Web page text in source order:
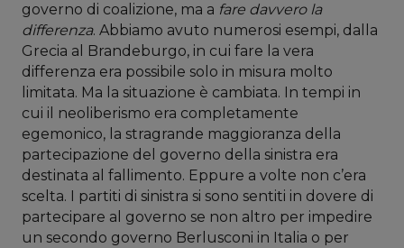
governo di coalizione, ma a fare davvero la
differenza. Abbiamo avuto numerosi esempi, dalla
Grecia al Brandeburgo, in cui fare la vera
differenza era possibile solo in misura molto
limitata. Ma la situazione è cambiata. In tempi in
cui il neoliberismo era completamente
egemonico, la stragrande maggioranza della
partecipazione del governo della sinistra era
destinata al fallimento. Eppure a volte non c’era
scelta. I partiti di sinistra si sono sentiti in dovere di
partecipare al governo se non altro per impedire
un secondo governo Berlusconi in Italia o per